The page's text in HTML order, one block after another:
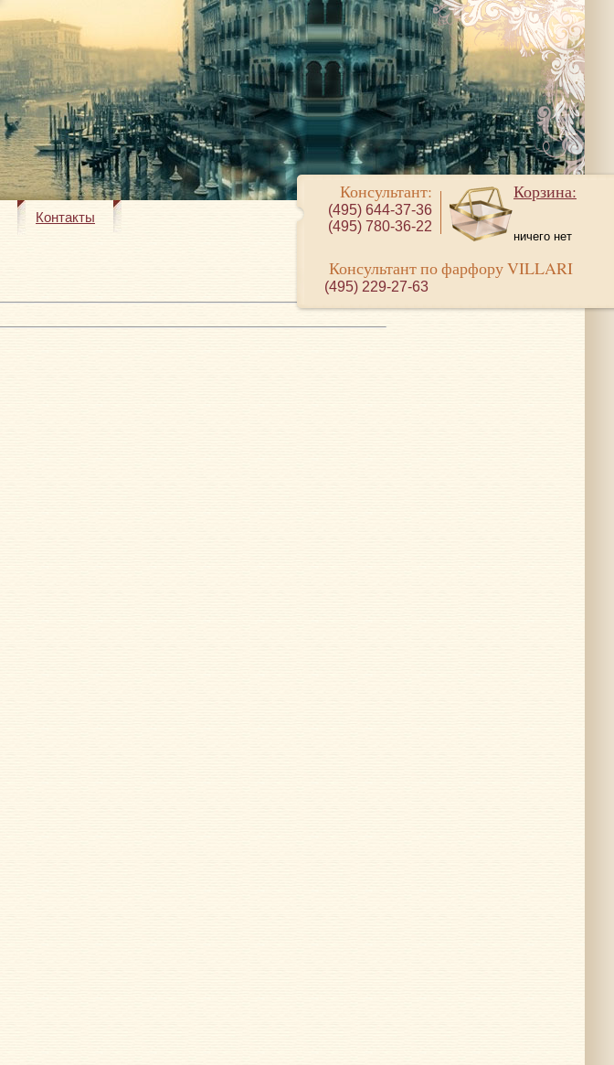
Контакты
Консультант:
(495) 644-37-36
(495) 780-36-22
Корзина:
ничего нет
Консультант по фарфору VILLARI
(495) 229-27-63